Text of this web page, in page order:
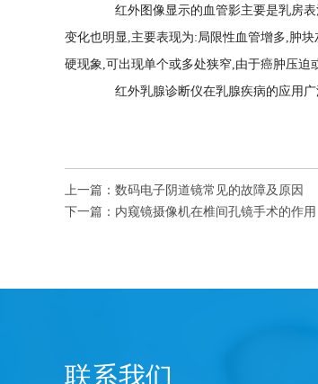
红外图像显示的血管影主要是乳房表
变化也明显,主要表现为:局限性血管增多,肿
硬现象,可出现单个或多处狭窄,由于癌肿压迫
红外乳腺诊断仪在乳腺疾病的应用广
上一篇： 数码电子阴道镜常见的故障及原因
下一篇： 内窥镜摄像机在椎间孔镜手术的作用
联系我们